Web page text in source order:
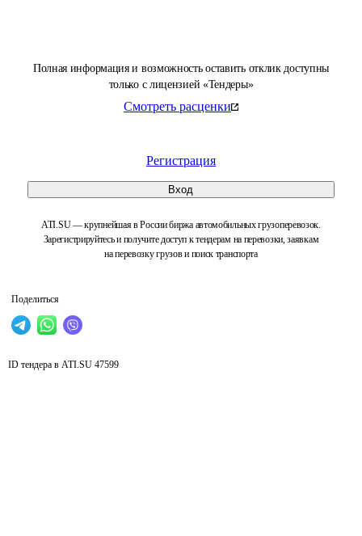
Полная информация и возможность оставить отклик доступны
только с лицензией «Тендеры»
Смотреть расценки
Регистрация
Вход
ATI.SU — крупнейшая в России биржа автомобильных грузоперевозок.
Зарегистрируйтесь и получите доступ к тендерам на перевозки, заявкам
на перевозку грузов и поиск транспорта
Поделиться
ID тендера в ATI.SU 47599